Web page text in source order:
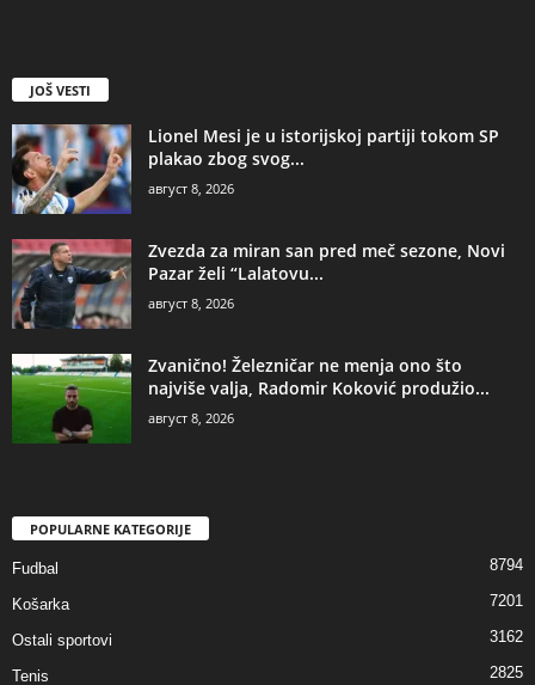
JOŠ VESTI
Lionel Mesi je u istorijskoj partiji tokom SP
plakao zbog svog...
август 8, 2026
Zvezda za miran san pred meč sezone, Novi
Pazar želi “Lalatovu...
август 8, 2026
Zvanično! Železničar ne menja ono što
najviše valja, Radomir Koković produžio...
август 8, 2026
POPULARNE KATEGORIJE
Fudbal 8794
Košarka 7201
Ostali sportovi 3162
Tenis 2825